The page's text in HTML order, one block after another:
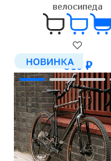
велосипеда
840₽